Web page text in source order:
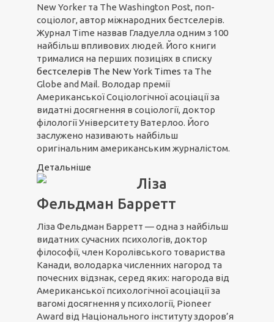
New Yorker та The Washington Post, поп-
соціолог, автор міжнародних бестселерів.
Журнал Time назвав Гладуелла одним з 100
найбільш впливових людей. Його книги
трималися на перших позиціях в списку
бестселерів The New York Times та The
Globe and Mail. Володар премії
Американської Соціологічної асоціації за
видатні досягнення в соціології, доктор
філології Університету Ватерлоо. Його
заслужено називають найбільш
оригінальним американським журналістом.
Детальніше
Ліза
Фельдман Барретт
Ліза Фельдман Барретт — одна з найбільш
видатних сучасних психологів, доктор
філософії, член Королівського товариства
Канади, володарка численних нагород та
почесних відзнак, серед яких: нагорода від
Американської психологічної асоціації за
вагомі досягнення у психології, Pioneer
Award від Національного інституту здоров’я